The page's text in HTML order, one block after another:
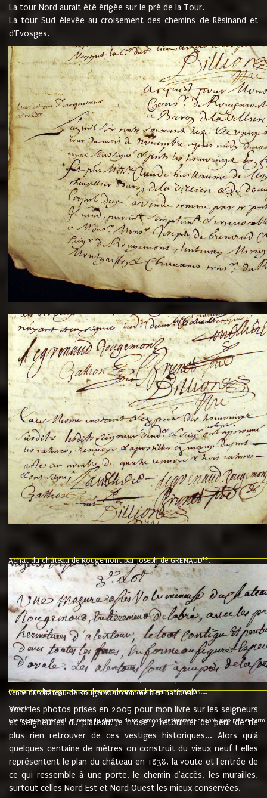
La tour Nord aurait été érigée sur le pré de la Tour.
La tour Sud élevée au croisement des chemins de Résinand et
d'Evosges.
Achat du château de Rougemont par Joseph de GRENAUD10.
"l'an mil six cent soixante treze le ving neuvième jour du mois de
nommé fut présent Messire Claude Guillaume de Moyriat chevalier baron
vend, purement simplement et irrevocablement a monseigneur monsieur
et chavannes conseiller du roy au parlement de Bourgogne, present et
que le dit seigneur Baron de la Vellière a sur ses hommes, indivisables et
de la Velliere tout ainsi et comme le dit seigneur Baron et ses
présent......"
suivent les rentes, donation des terriers, etc... au prix de 880 livre louis
Ci contre les signatures des vendeurs, acheteurs, témoins....
vente du château de Rougemont comme bien national9.
"3ème lot
une mazure assez volumineuse du chateau de Rougemond, entierement delabré, avec près et
Voici les photos prises en 2005 pour mon livre sur les seigneurs
et seigneuries du plateau. Je n'ose y retourner de peur de ne
plus rien retrouver de ces vestiges historiques... Alors qu'à
quelques centaine de mètres on construit du vieux neuf ! elles
représentent le plan du château en 1838, la voute et l'entrée de
ce qui ressemble à une porte, le chemin d'accès, les murailles,
surtout celles Nord Est et Nord Ouest les mieux conservées.